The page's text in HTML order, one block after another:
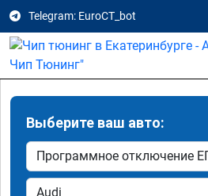
Telegram: EuroCT_bot
Выберите ваш авто: